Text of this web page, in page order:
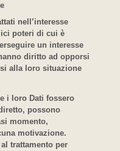
nell’interesse
poteri di cui è
un interesse
diritto ad opporsi
alla loro situazione
i loro Dati fossero
possono
momento,
motivazione.
trattamento per